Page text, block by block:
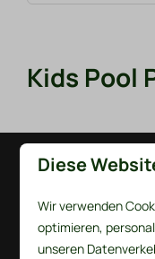
Kids Pool
Diese
Wir verwenden
optimieren,
unseren